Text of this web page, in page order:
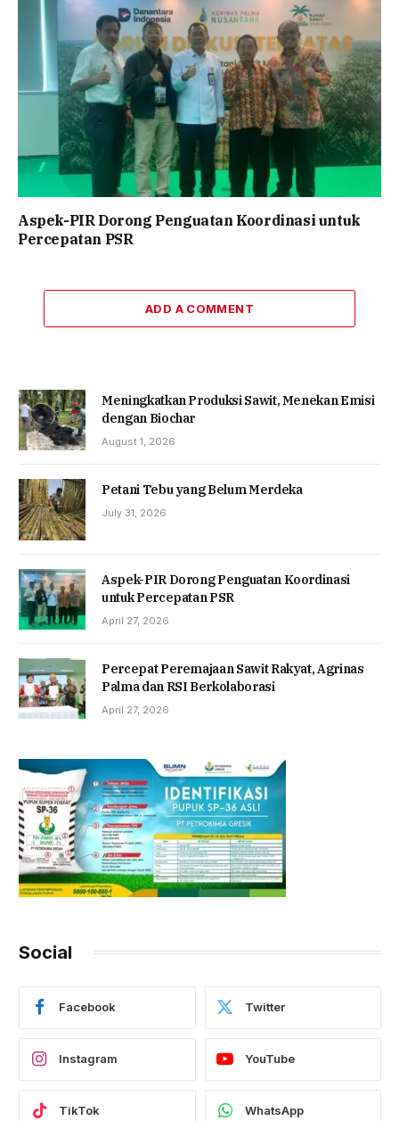
Aspek-PIR Dorong Penguatan Koordinasi untuk
Percepatan PSR
ADD A COMMENT
Meningkatkan Produksi Sawit, Menekan Emisi
dengan Biochar
August 1, 2026
Petani Tebu yang Belum Merdeka
July 31, 2026
Aspek-PIR Dorong Penguatan Koordinasi
untuk Percepatan PSR
April 27, 2026
Percepat Peremajaan Sawit Rakyat, Agrinas
Palma dan RSI Berkolaborasi
April 27, 2026
Social
Facebook Twitter
Instagram YouTube
TikTok WhatsApp